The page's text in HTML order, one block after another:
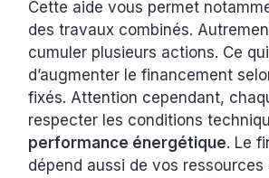
Cette aide vous permet
des travaux combinés.
cumuler plusieurs actions. Ce
d’augmenter le financement
fixés. Attention cependant,
respecter les conditions
performance énergétique. Le
dépend aussi de vos ressources